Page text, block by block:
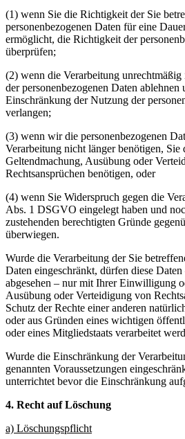
(1) wenn Sie die Richtigkeit der Sie
personenbezogenen Daten für eine
ermöglicht, die Richtigkeit der
überprüfen;
(2) wenn die Verarbeitung
der personenbezogenen Daten ablehnen
Einschränkung der Nutzung der
verlangen;
(3) wenn wir die personenbezogenen
Verarbeitung nicht länger benötigen, Sie
Geltendmachung, Ausübung oder
Rechtsansprüchen benötigen, oder
(4) wenn Sie Widerspruch gegen die
Abs. 1 DSGVO eingelegt haben und
zustehenden berechtigten Gründe
überwiegen.
Wurde die Verarbeitung der Sie
Daten eingeschränkt, dürfen diese
abgesehen – nur mit Ihrer Einwilligung
Ausübung oder Verteidigung von
Schutz der Rechte einer anderen
oder aus Gründen eines wichtigen
oder eines Mitgliedstaats verarbeitet
Wurde die Einschränkung der
genannten Voraussetzungen
unterrichtet bevor die Einschränkung
4. Recht auf Löschung
a) Löschungspflicht